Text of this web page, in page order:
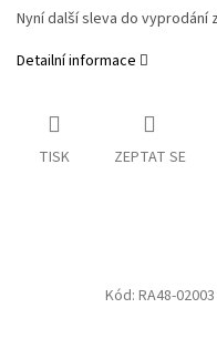
Nyní další sleva do vyprodání
Detailní informace
TISK ZEPTAT SE
Kód:RA48-02003